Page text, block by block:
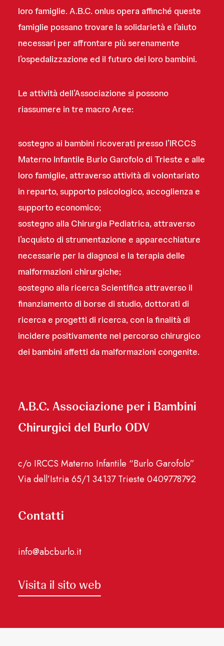
loro famiglie. A.B.C. onlus opera affinché queste
famiglie possano trovare la solidarietà e l’aiuto
necessari per affrontare più serenamente
l’ospedalizzazione ed il futuro dei loro bambini.
Le attività dell’Associazione si possono
riassumere in tre macro Aree:
sostegno ai bambini ricoverati presso l’IRCCS
Materno Infantile Burlo Garofolo di Trieste e alle
loro famiglie, attraverso attività di volontariato
in reparto, supporto psicologico, accoglienza e
supporto economico;
sostegno alla Chirurgia Pediatrica, attraverso
l’acquisto di strumentazione e apparecchiature
necessarie per la diagnosi e la terapia delle
malformazioni chirurgiche;
sostegno alla ricerca Scientifica attraverso il
finanziamento di borse di studio, dottorati di
ricerca e progetti di ricerca, con la finalità di
incidere positivamente nel percorso chirurgico
dei bambini affetti da malformazioni congenite.
A.B.C. Associazione per i Bambini
Chirurgici del Burlo ODV
c/o IRCCS Materno Infantile “Burlo Garofolo”
Via dell’Istria 65/1 34137 Trieste 0409778792
Contatti
info@abcburlo.it
Visita il sito web